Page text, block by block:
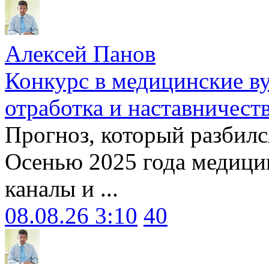
Алексей Панов
Конкурс в медицинские
отработка и
Прогноз, который
Осенью 2025 года
каналы и ...
08.08.26 3:10 40